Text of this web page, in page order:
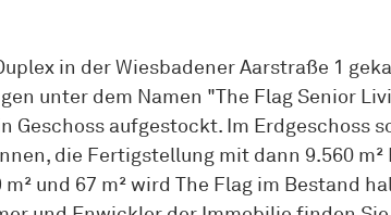
in der Wiesbadener Aarstraße 1
unter dem Namen "The Flag Senior
aufgestockt. Im Erdgeschoss
die Fertigstellung mit dann 9.560 m²
und 67 m² wird The Flag im Bestand